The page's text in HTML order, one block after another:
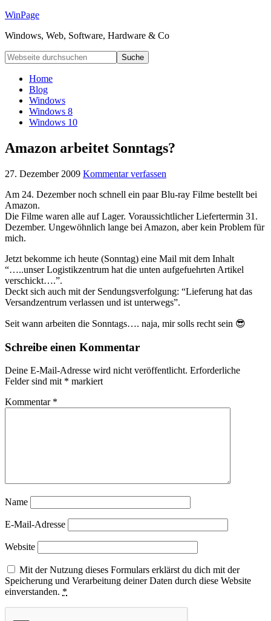
WinPage
Windows, Web, Software, Hardware & Co
Home
Blog
Windows
Windows 8
Windows 10
Amazon arbeitet Sonntags?
27. Dezember 2009 Kommentar verfassen
Am 24. Dezember noch schnell ein paar Blu-ray Filme bestellt bei
Amazon.
Die Filme waren alle auf Lager. Voraussichtlicher Liefertermin 31.
Dezember. Ungewöhnlich lange bei Amazon, aber kein Problem für
mich.
Jetzt bekomme ich heute (Sonntag) eine Mail mit dem Inhalt
“…..unser Logistikzentrum hat die unten aufgefuehrten Artikel
verschickt….”.
Deckt sich auch mit der Sendungsverfolgung: “Lieferung hat das
Versandzentrum verlassen und ist unterwegs”.
Seit wann arbeiten die Sonntags…. naja, mir solls recht sein 😎
Schreibe einen Kommentar
Deine E-Mail-Adresse wird nicht veröffentlicht. Erforderliche
Felder sind mit * markiert
Kommentar *
Name
E-Mail-Adresse
Website
Mit der Nutzung dieses Formulars erklärst du dich mit der
Speicherung und Verarbeitung deiner Daten durch diese Website
einverstanden. *